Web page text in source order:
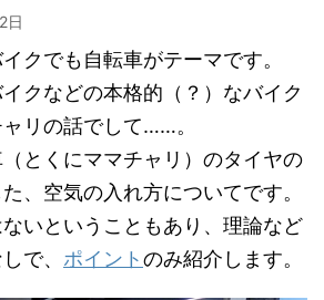
日
クでも自転車がテーマです。
クなどの本格的（？）なバイク
リの話でして……。
とくにママチャリ）のタイヤの
、空気の入れ方についてです。
いということもあり、理論など
で、 ポイントのみ紹介します。